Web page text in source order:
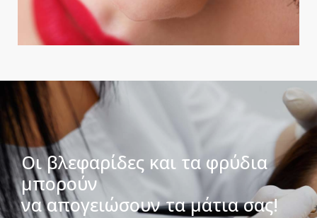
Οι βλεφαρίδες και τα φρύδια
μπορούν
να απογειώσουν τα μάτια σας!